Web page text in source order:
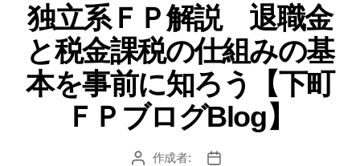
ゴ
リ
ー
独立系ＦＰ解説 退職金
と税金課税の仕組みの基
本を事前に知ろう【下町
ＦＰブログBlog】
投 作成者:
投